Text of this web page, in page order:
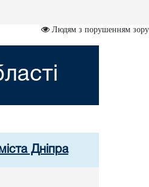
Людям з порушенням зору
Дніпра